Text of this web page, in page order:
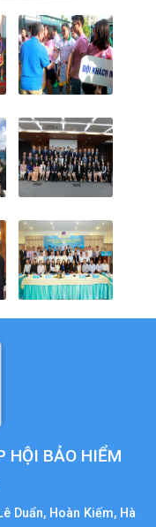
HỘI BẢO HIỂM
Duẩn, Hoàn Kiếm, Hà